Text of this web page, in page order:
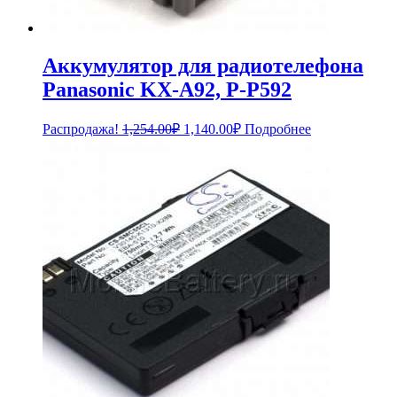
Аккумулятор для радиотелефона
Panasonic KX-A92, P-P592
Распродажа! 1,254.00₽ Первоначальная
1,254.00₽.
1,140.00₽Текущая
Подробнее